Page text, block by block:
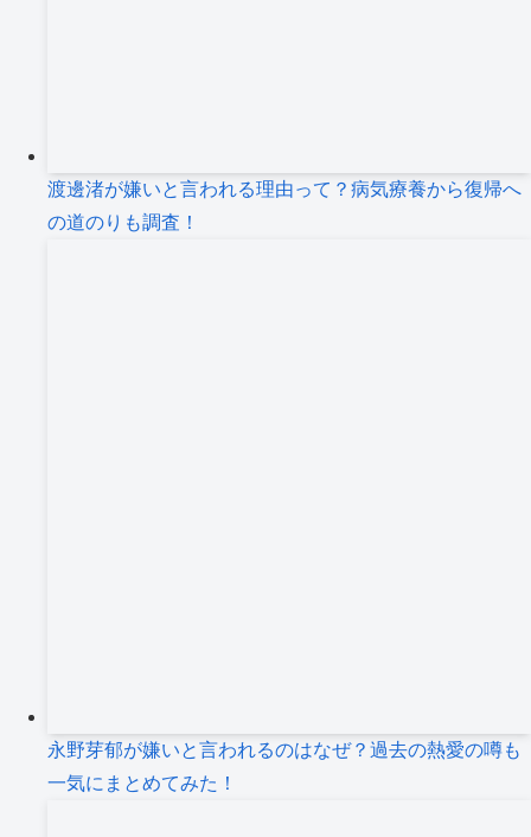
渡邊渚が嫌いと言われる理由って？病気療養から復帰へ
の道のりも調査！
永野芽郁が嫌いと言われるのはなぜ？過去の熱愛の噂も
一気にまとめてみた！